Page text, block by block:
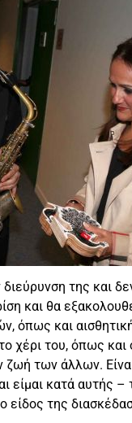
της και
και θα
και
χέρι του, όπως
των άλλων.
είμαι κατά αυτής
είδος της